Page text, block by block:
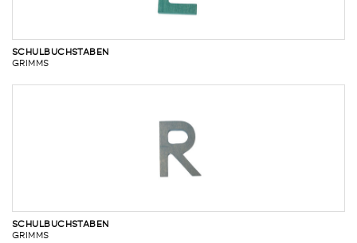
SCHULBUCHSTABEN
GRIMMS
SCHULBUCHSTABEN
GRIMMS